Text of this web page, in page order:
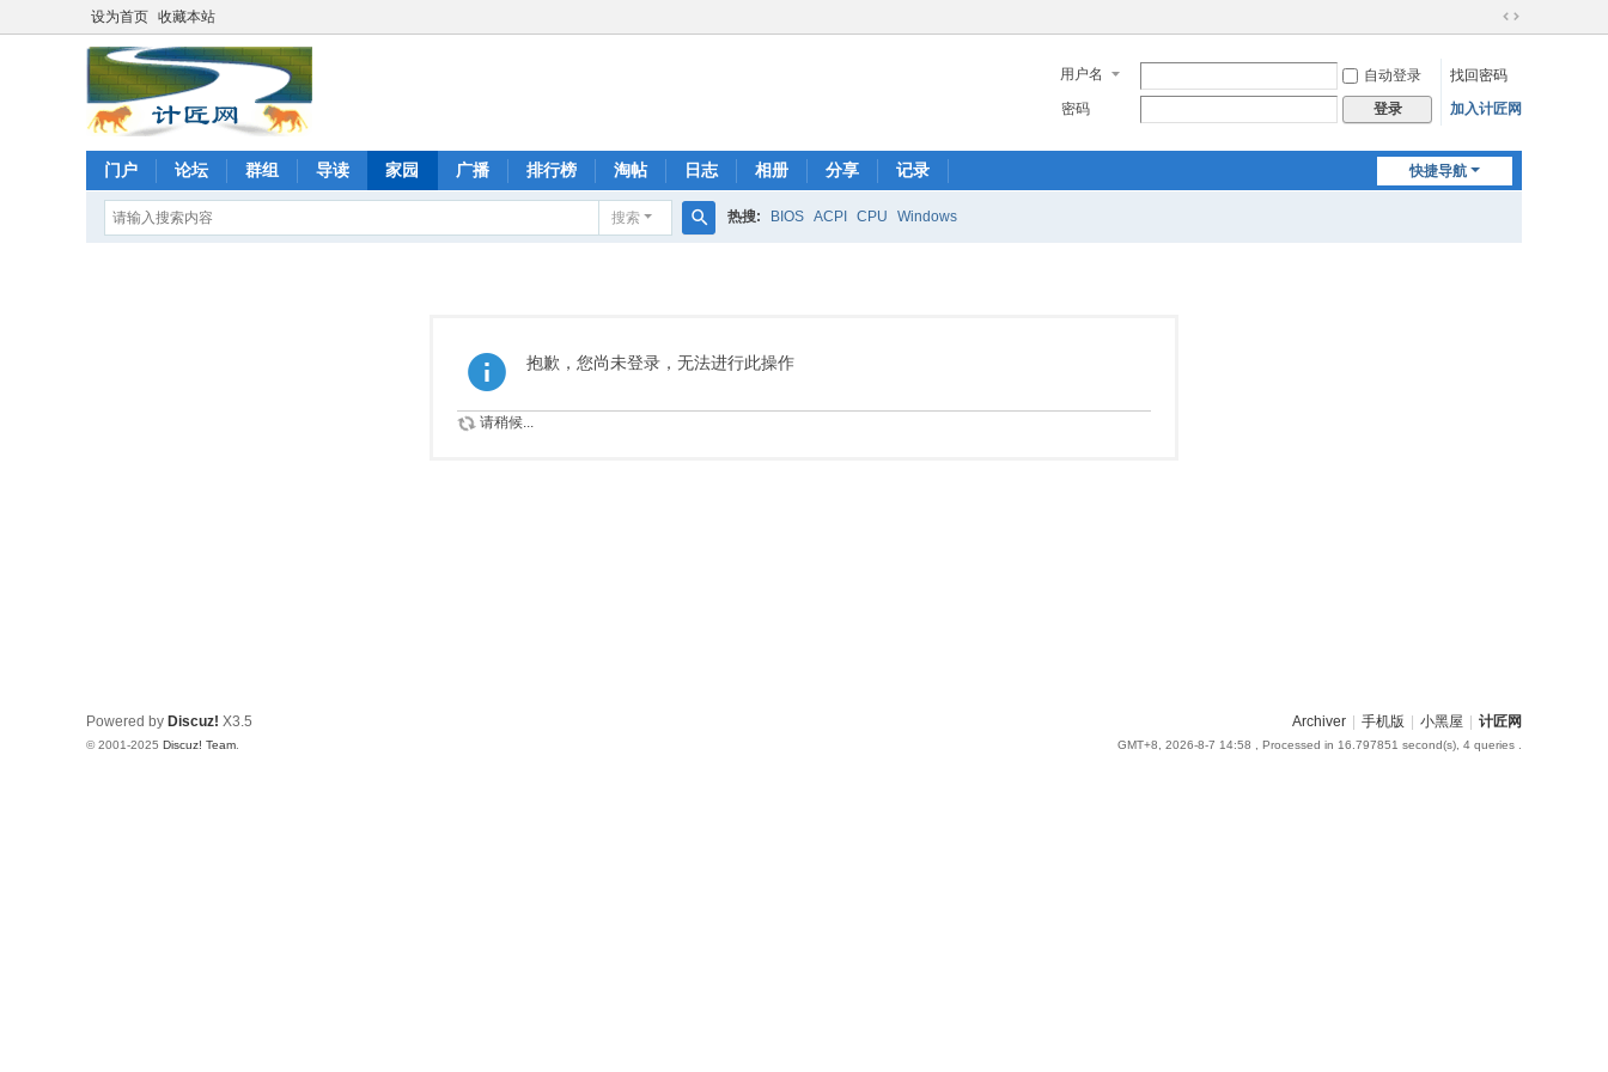
设为首页 收藏本站
切
到
宽
用户名 自动登录
找回密码
密码
登录 加入计匠网
快捷导航
门户 论坛 群组 导读 家园 广播 排行榜 淘帖 日志 相册 分享 记录
搜索 热搜: BIOS ACPI CPU Windows
抱歉，您尚未登录，无法进行此操作
请稍候...
Archiver 手机版 小黑屋 计匠网
GMT+8, 2026-8-7 14:58 , Processed in 16.797851 second(s), 4 queries .
Powered by Discuz! X3.5
© 2001-2025 Discuz! Team